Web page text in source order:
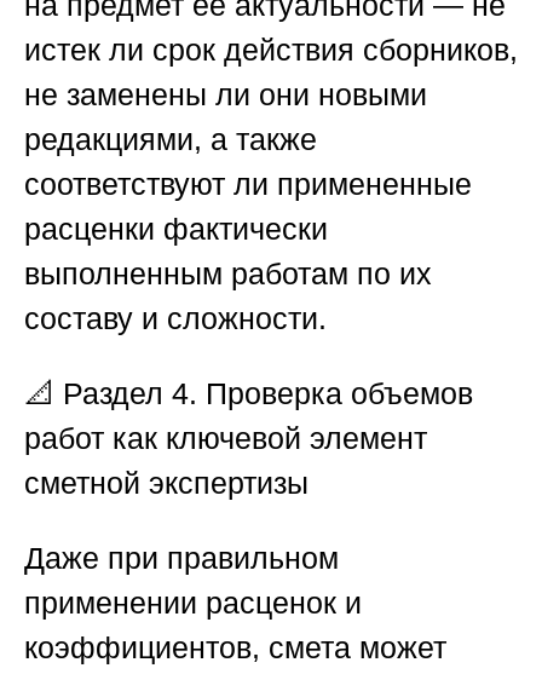
истек ли срок действия сборников,
не заменены ли они новыми
редакциями, а также
соответствуют ли примененные
расценки фактически
выполненным работам по их
составу и сложности.
📐 Раздел 4. Проверка объемов
работ как ключевой элемент
сметной экспертизы
Даже при правильном
применении расценок и
коэффициентов, смета может